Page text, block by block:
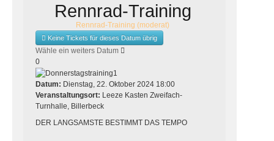
Rennrad-Training
Rennrad-Training (moderat)
Keine Tickets für dieses Datum übrig
Wähle ein weiters Datum
0
Datum: Dienstag, 22. Oktober 2024 18:00
Veranstaltungsort: Leeze Kasten Zweifach-
Turnhalle, Billerbeck
DER LANGSAMSTE BESTIMMT DAS TEMPO